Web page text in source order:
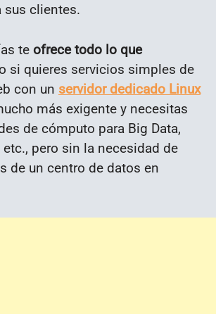
sus clientes.
te ofrece todo lo que
si quieres servicios simples de
con un servidor dedicado Linux
más exigente y necesitas
de cómputo para Big Data,
etc., pero sin la necesidad de
de un centro de datos en